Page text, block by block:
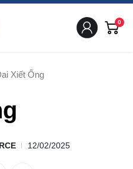
0
Xiết Ống
12/02/2025